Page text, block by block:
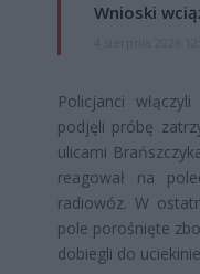
Wnioski
Policjanci
podjęli próbę
ulicami
reagował na
radiowóz. W
pole porośnięte
dobiegli do